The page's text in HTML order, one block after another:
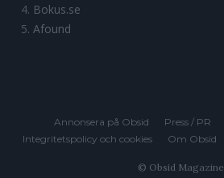
Bokus.se
Afound
Annonsera på Obsid Press / PR
Integritetspolicy och cookies
Om Obsid
© Obsid Magazine